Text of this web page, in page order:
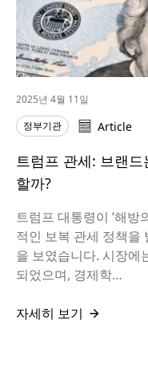
2025년 4월 11일
정부기관
Article
트럼프 관세: 브랜
할까?
트럼프 대통령이 ‘해
적인 보복 관세 정책을
을 보였습니다. 시장에
되었으며, 경제학…
자세히 보기